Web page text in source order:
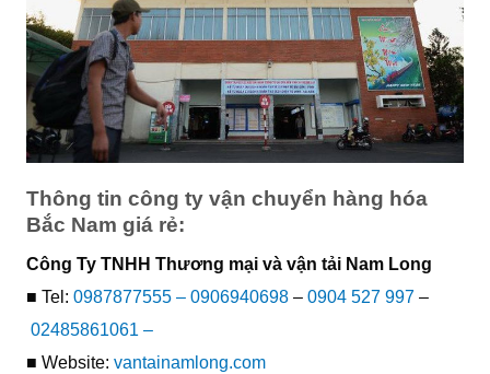
Thông tin công ty vận chuyển hàng hóa
Bắc Nam giá rẻ:
Công Ty TNHH Thương mại và vận tải Nam Long
■ Tel: 0987877555 – 0906940698 – 0904 527 997 –
02485861061 –
■ Website: vantainamlong.com